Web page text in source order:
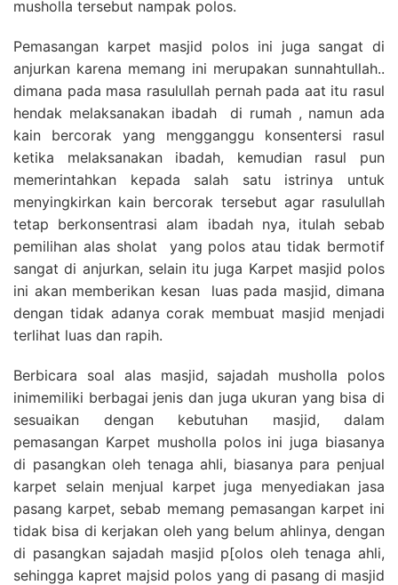
musholla tersebut nampak polos.
Pemasangan karpet masjid polos ini juga sangat di
anjurkan karena memang ini merupakan sunnahtullah..
dimana pada masa rasulullah pernah pada aat itu rasul
hendak melaksanakan ibadah di rumah , namun ada
kain bercorak yang mengganggu konsentersi rasul
ketika melaksanakan ibadah, kemudian rasul pun
memerintahkan kepada salah satu istrinya untuk
menyingkirkan kain bercorak tersebut agar rasulullah
tetap berkonsentrasi alam ibadah nya, itulah sebab
pemilihan alas sholat yang polos atau tidak bermotif
sangat di anjurkan, selain itu juga Karpet masjid polos
ini akan memberikan kesan luas pada masjid, dimana
dengan tidak adanya corak membuat masjid menjadi
terlihat luas dan rapih.
Berbicara soal alas masjid, sajadah musholla polos
inimemiliki berbagai jenis dan juga ukuran yang bisa di
sesuaikan dengan kebutuhan masjid, dalam
pemasangan Karpet musholla polos ini juga biasanya
di pasangkan oleh tenaga ahli, biasanya para penjual
karpet selain menjual karpet juga menyediakan jasa
pasang karpet, sebab memang pemasangan karpet ini
tidak bisa di kerjakan oleh yang belum ahlinya, dengan
di pasangkan sajadah masjid p[olos oleh tenaga ahli,
sehingga kapret majsid polos yang di pasang di masjid